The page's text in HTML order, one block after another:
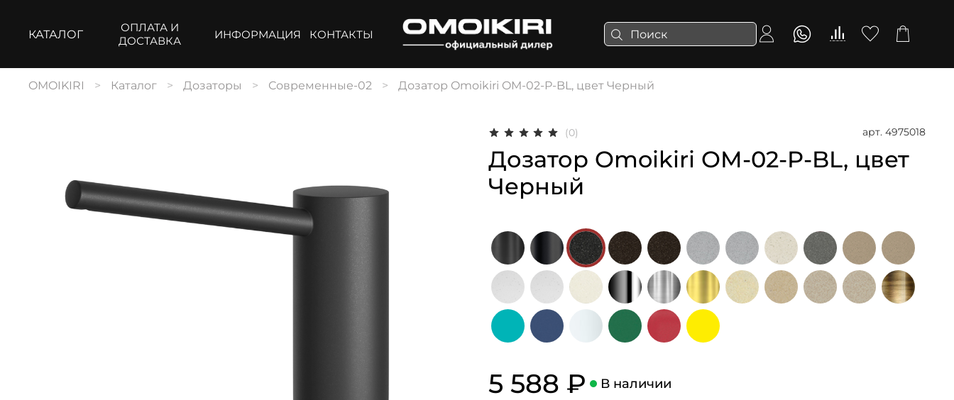
КАТАЛОГ
ОПЛАТА И
ДОСТАВКА
ИНФОРМАЦИЯ КОНТАКТЫ
OMOIKIRI Каталог Дозаторы Современные-02 Дозатор Omoikiri OM-02-P-BL, цвет Черный
(0) арт. 4975018
Дозатор Omoikiri OM-02-P-BL, цвет
Черный
5 588 ₽ В наличии